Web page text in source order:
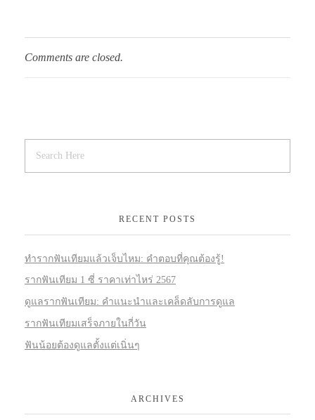
Comments are closed.
RECENT POSTS
ทำรากฟันเทียมแล้วเจ็บไหม: คำตอบที่คุณต้องรู้!
รากฟันเทียม 1 ซี่ ราคาเท่าไหร่ 2567
ดูแลรากฟันเทียม: คำแนะนำและเคล็ดลับการดูแล
รากฟันเทียมเสร็จภายในกี่วัน
ฟันน้อยต้องดูแลตั้งแต่เนิ่นๆ
ARCHIVES